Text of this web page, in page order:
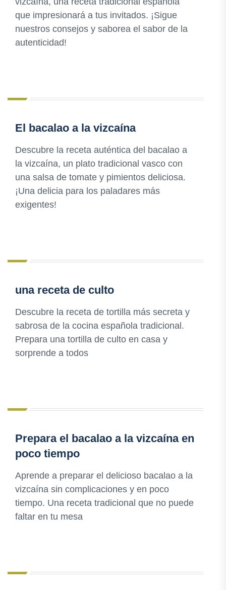
que impresionará a tus invitados. ¡Sigue
nuestros consejos y saborea el sabor de la
autenticidad!
El bacalao a la vizcaína
Descubre la receta auténtica del bacalao a
la vizcaína, un plato tradicional vasco con
una salsa de tomate y pimientos deliciosa.
¡Una delicia para los paladares más
exigentes!
una receta de culto
Descubre la receta de tortilla más secreta y
sabrosa de la cocina española tradicional.
Prepara una tortilla de culto en casa y
sorprende a todos
Prepara el bacalao a la vizcaína en
poco tiempo
Aprende a preparar el delicioso bacalao a la
vizcaína sin complicaciones y en poco
tiempo. Una receta tradicional que no puede
faltar en tu mesa